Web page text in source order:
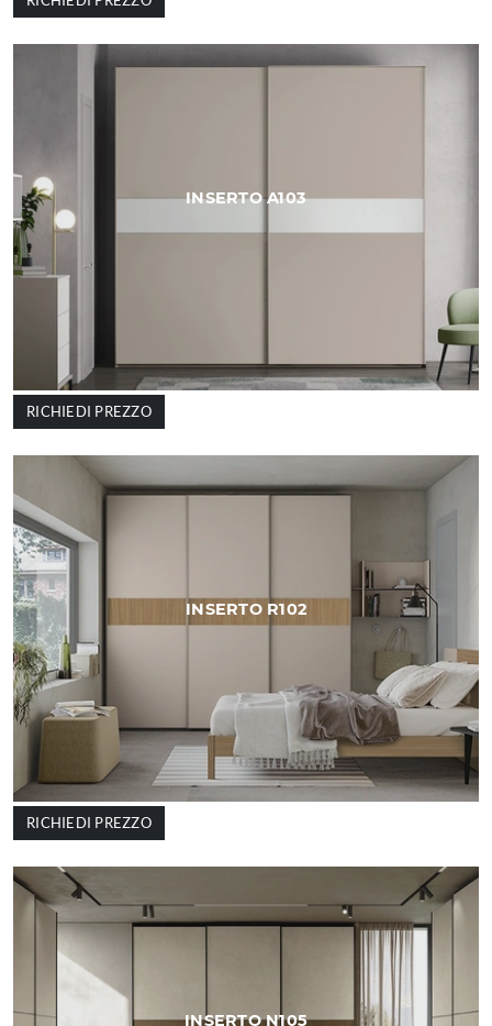
INSERTO A103
RICHIEDI PREZZO
INSERTO R102
RICHIEDI PREZZO
INSERTO N105